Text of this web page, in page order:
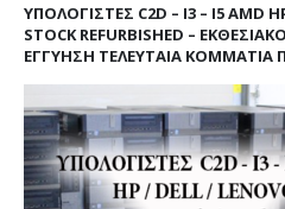
ΥΠΟΛΟΓΙΣΤΕΣ C2D – I3 – I5 AMD
STOCK REFURBISHED –
ΕΓΓΎΗΣΗ ΤΕΛΕΥΤΑΊΑ ΚΟΜΜΆΤΙΑ